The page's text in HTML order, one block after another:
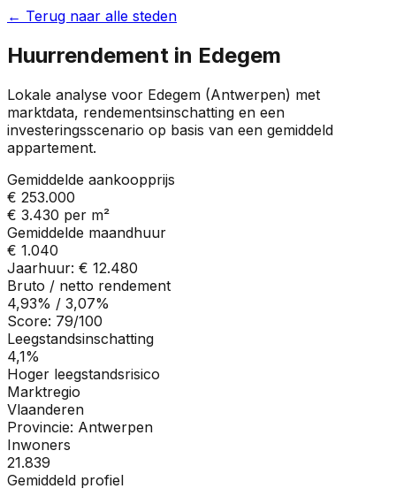
← Terug naar alle steden
Huurrendement in Edegem
Lokale analyse voor Edegem (Antwerpen) met
marktdata, rendementsinschatting en een
investeringsscenario op basis van een gemiddeld
appartement.
Gemiddelde aankoopprijs
€ 253.000
€ 3.430 per m²
Gemiddelde maandhuur
€ 1.040
Jaarhuur: € 12.480
Bruto / netto rendement
4,93% / 3,07%
Score: 79/100
Leegstandsinschatting
4,1%
Hoger leegstandsrisico
Marktregio
Vlaanderen
Provincie: Antwerpen
Inwoners
21.839
Gemiddeld profiel